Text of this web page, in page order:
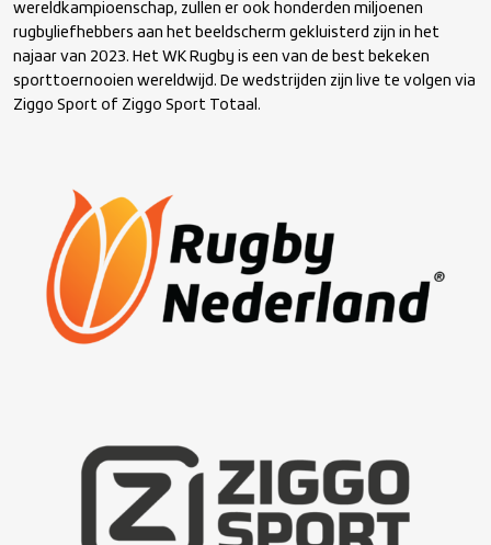
wereldkampioenschap, zullen er ook honderden miljoenen
rugbyliefhebbers aan het beeldscherm gekluisterd zijn in het
najaar van 2023. Het WK Rugby is een van de best bekeken
sporttoernooien wereldwijd. De wedstrijden zijn live te volgen via
Ziggo Sport of Ziggo Sport Totaal.